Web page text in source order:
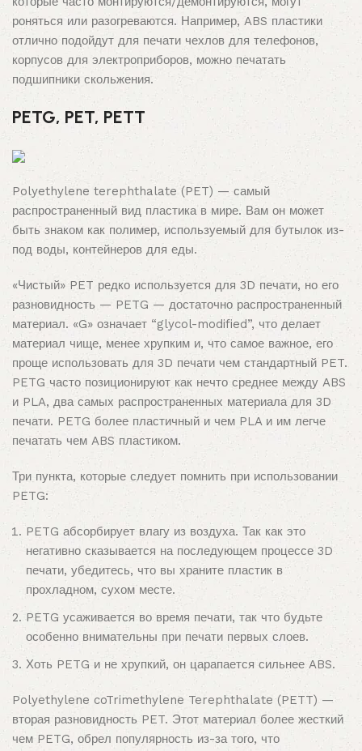
роняться или разогреваются. Например, ABS пластики
отлично подойдут для печати чехлов для телефонов,
корпусов для электроприборов, можно печатать
подшипники скольжения.
PETG, PET, PETT
Polyethylene terephthalate (PET) — самый
распространенный вид пластика в мире. Вам он может
быть знаком как полимер, используемый для бутылок из-
под воды, контейнеров для еды.
«Чистый» PET редко используется для 3D печати, но его
разновидность — PETG — достаточно распространенный
материал. «G» означает “glycol-modified”, что делает
материал чище, менее хрупким и, что самое важное, его
проще использовать для 3D печати чем стандартный PET.
PETG часто позиционируют как нечто среднее между ABS
и PLA, два самых распространенных материала для 3D
печати. PETG более пластичный и чем PLA и им легче
печатать чем ABS пластиком.
Три пункта, которые следует помнить при использовании
PETG:
PETG абсорбирует влагу из воздуха. Так как это
негативно сказывается на последующем процессе 3D
печати, убедитесь, что вы храните пластик в
прохладном, сухом месте.
PETG усаживается во время печати, так что будьте
особенно внимательны при печати первых слоев.
Хоть PETG и не хрупкий, он царапается сильнее ABS.
Polyethylene coTrimethylene Terephthalate (PETT) —
вторая разновидность PET. Этот материал более жесткий
чем PETG, обрел популярность из-за того, что